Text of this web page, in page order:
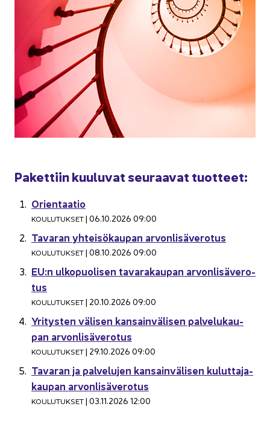
Pa­ket­tiin kuu­lu­vat seu­raa­vat tuot­teet:
Orien­taa­tio
KOU­LU­TUK­SET| 06.10.2026 09:00
Ta­va­ran yh­tei­sö­kau­pan ar­von­li­sä­ve­ro­tus
KOU­LU­TUK­SET| 08.10.2026 09:00
EU:n ul­ko­puo­li­sen ta­va­ra­kau­pan ar­von­li­sä­ve­ro­
tus
KOU­LU­TUK­SET| 20.10.2026 09:00
Yri­tys­ten vä­li­sen kan­sain­vä­li­sen pal­ve­lu­kau­
pan ar­von­li­sä­ve­ro­tus
KOU­LU­TUK­SET| 29.10.2026 09:00
Ta­va­ran ja pal­ve­lu­jen kan­sain­vä­li­sen ku­lut­ta­ja­
kau­pan ar­von­li­sä­ve­ro­tus
KOU­LU­TUK­SET| 03.11.2026 12:00